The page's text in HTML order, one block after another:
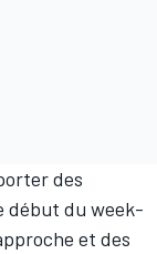
des
début du week-
et des